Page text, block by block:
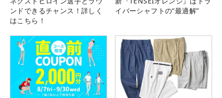
ンドできるチャンス！詳しく
はこちら！
イバーシャフトの“最適解”